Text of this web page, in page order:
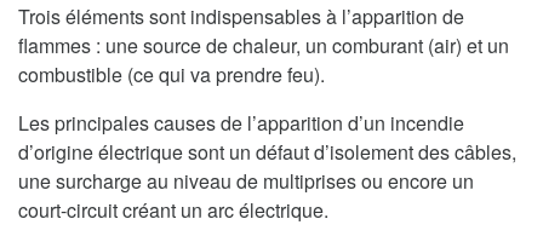
Trois éléments sont indispensables à l’apparition de
flammes : une source de chaleur, un comburant (air) et un
combustible (ce qui va prendre feu).
Les principales causes de l’apparition d’un incendie
d’origine électrique sont un défaut d’isolement des câbles,
une surcharge au niveau de multiprises ou encore un
court-circuit créant un arc électrique.